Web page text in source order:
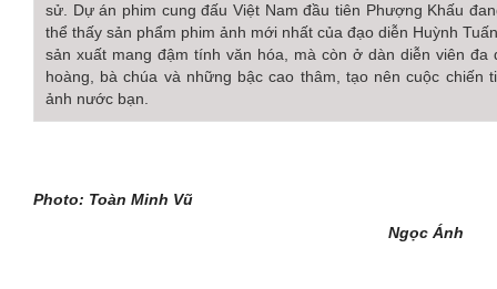
sử. Dự án phim cung đấu Việt Nam đầu tiên Phượng Khấu
thể thấy sản phẩm phim ảnh mới nhất của đạo diễn Huỳnh
sản xuất mang đậm tính văn hóa, mà còn ở dàn diễn viên
hoàng, bà chúa và những bậc cao thâm, tạo nên cuộc chiến
ảnh nước bạn.
Photo: Toàn Minh Vũ
Ngọc Ánh